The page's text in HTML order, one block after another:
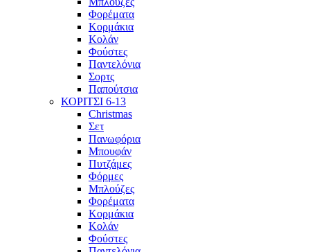
Φορέματα
Κορμάκια
Κολάν
Φούστες
Παντελόνια
Σορτς
Παπούτσια
ΚΟΡΙΤΣΙ 6-13
Christmas
Σετ
Πανωφόρια
Μπουφάν
Πυτζάμες
Φόρμες
Μπλούζες
Φορέματα
Κορμάκια
Κολάν
Φούστες